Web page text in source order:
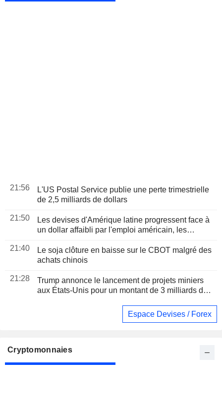
21:56
L'US Postal Service publie une perte trimestrielle
de 2,5 milliards de dollars
21:50
Les devises d'Amérique latine progressent face à
un dollar affaibli par l'emploi américain, les
21:40
Le soja clôture en baisse sur le CBOT malgré des
achats chinois
21:28
Trump annonce le lancement de projets miniers
aux États-Unis pour un montant de 3 milliards de
Espace Devises / Forex
Cryptomonnaies